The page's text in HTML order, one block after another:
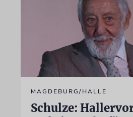
MAGDEBURG/HALLE
Schulze: